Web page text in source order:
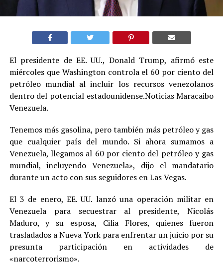
El presidente de EE. UU., Donald Trump, afirmó este
miércoles que Washington controla el 60 por ciento del
petróleo mundial al incluir los recursos venezolanos
dentro del potencial estadounidense.Noticias Maracaibo
Venezuela.
Tenemos más gasolina, pero también más petróleo y gas
que cualquier país del mundo. Si ahora sumamos a
Venezuela, llegamos al 60 por ciento del petróleo y gas
mundial, incluyendo Venezuela», dijo el mandatario
durante un acto con sus seguidores en Las Vegas.
El 3 de enero, EE. UU. lanzó una operación militar en
Venezuela para secuestrar al presidente, Nicolás
Maduro, y su esposa, Cilia Flores, quienes fueron
trasladados a Nueva York para enfrentar un juicio por su
presunta participación en actividades de
«narcoterrorismo».